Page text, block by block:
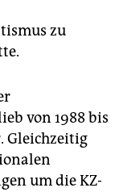
zu
von 1988 bis
Gleichzeitig
um die KZ-